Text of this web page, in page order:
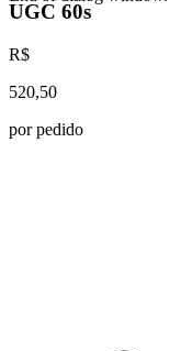
UGC 60s
R$
520,50
por pedido